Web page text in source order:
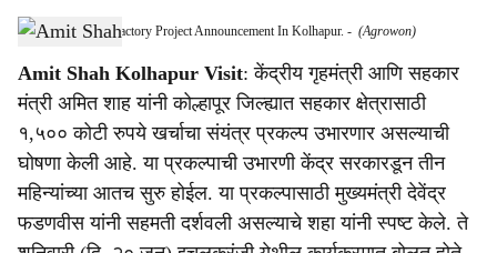
a
r
e
Amit Shah Sugar Factory Project Announcement In Kolhapur. - (Agrowon)
Amit Shah Kolhapur Visit: केंद्रीय गृहमंत्री आणि सहकार
मंत्री अमित शाह यांनी कोल्हापूर जिल्ह्यात सहकार क्षेत्रासाठी
१,५०० कोटी रुपये खर्चाचा संयंत्र प्रकल्प उभारणार असल्याची
घोषणा केली आहे. या प्रकल्पाची उभारणी केंद्र सरकारडून तीन
महिन्यांच्या आतच सुरु होईल. या प्रकल्पासाठी मुख्यमंत्री देवेंद्र
फडणवीस यांनी सहमती दर्शवली असल्याचे शहा यांनी स्पष्ट केले. ते